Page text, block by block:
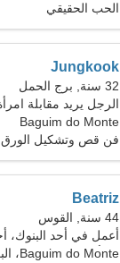
(114 رطلا)
الحب الحقيقي
Jungkook
32 سنة, برج الحمل
29
Baguim do Monte
فن قص وتشكيل
سينما
Beatriz
44 سنة, القوس
أعمل في أحد البنوك،
امرأة ودودة
Baguim do Monte، البرتغال